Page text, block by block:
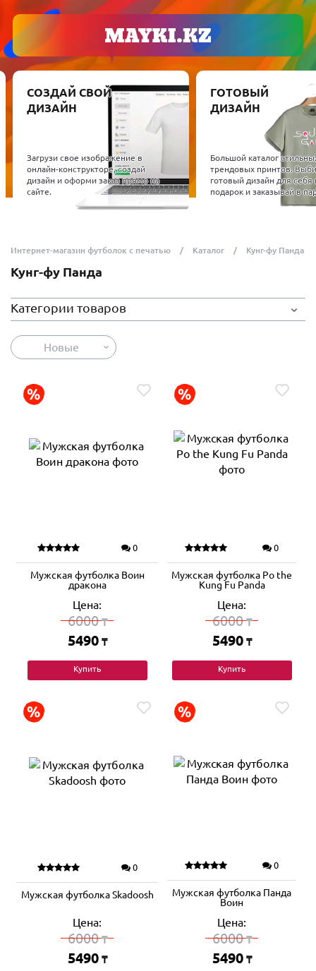
СОЗДАЙ СВОЙ
ДИЗАЙН
Загрузи свое изображение в
онлайн-конструкторе, создай
дизайн и оформи заказ прямо на
сайте.
ГОТОВЫЙ
ДИЗАЙН
Большой каталог
трендовых принтов.
готовый дизайн для себя
подарок и заказывай в
Интернет-магазин футболок с печатью Каталог Кунг-фу Панда
Кунг-фу Панда
Категории товаров
Новые
0
Мужская футболка Воин
дракона
Цена:
6000₸
5490 ₸
Купить
0
Мужская футболка Po the
Kung Fu Panda
Цена:
6000₸
5490 ₸
Купить
0
Мужская футболка Skadoosh
Цена:
6000₸
5490 ₸
0
Мужская футболка Панда
Воин
Цена:
6000₸
5490 ₸